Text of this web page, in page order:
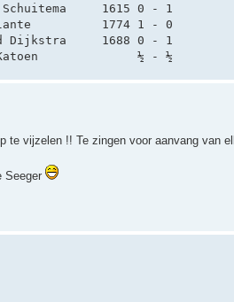
1615 0 - 1
1774 1 - 0
Dijkstra     1688 0 - 1
Katoen              ½ - ½
te vijzelen !! Te zingen voor aanvang van
Seeger